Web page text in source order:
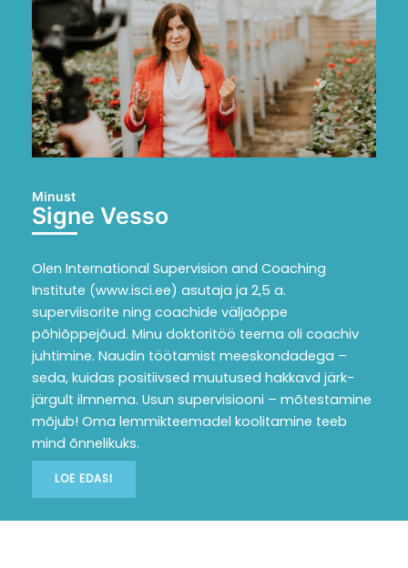
Minust
Signe Vesso
Olen International Supervision and Coaching
Institute (www.isci.ee) asutaja ja 2,5 a.
superviisorite ning coachide väljaõppe
põhiõppejõud. Minu doktoritöö teema oli coachiv
juhtimine. Naudin töötamist meeskondadega –
seda, kuidas positiivsed muutused hakkavd järk-
järgult ilmnema. Usun supervisiooni – mõtestamine
mõjub! Oma lemmikteemadel koolitamine teeb
mind õnnelikuks.
LOE EDASI